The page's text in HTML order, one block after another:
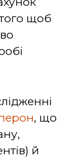
щоб
, що
й